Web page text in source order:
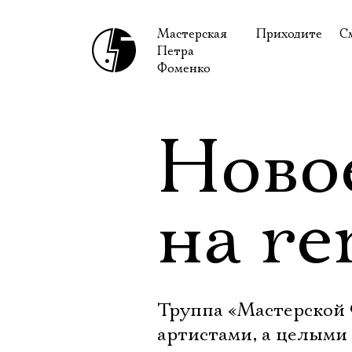
Мастерская
Петра
Фоменко
Приходите
Правила
на
Труппа «Мастерской
артистами, а